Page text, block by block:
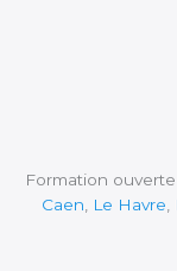
Formation
Caen
Le Havre